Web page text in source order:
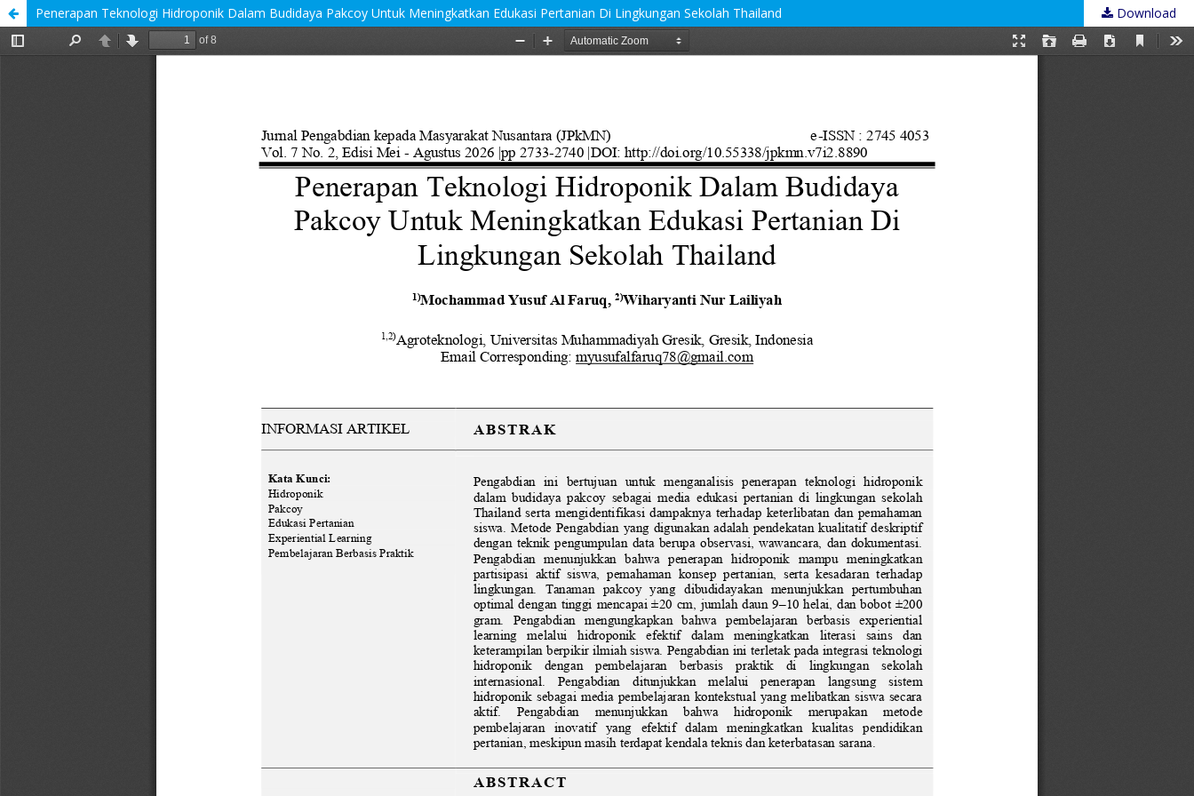
Penerapan Teknologi Hidroponik Dalam Budidaya Pakcoy Untuk Meningkatkan Edukasi Pertanian Di Lingkungan Sekolah Thailand Download